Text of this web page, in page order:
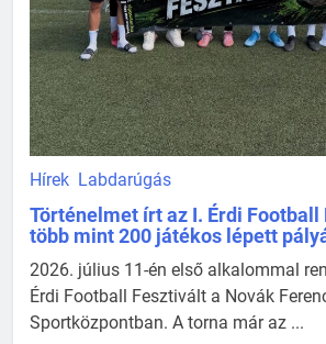
Hírek Labdarúgás
Történelmet írt az I. Érdi Football
több mint 200 játékos lépett
2026. július 11-én első alkalommal
Érdi Football Fesztivált a Novák
Sportközpontban. A torna már az ...